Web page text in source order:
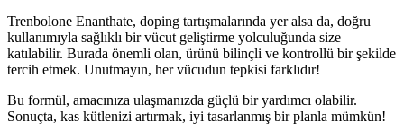
Trenbolone Enanthate, doping tartışmalarında yer alsa da, doğru
kullanımıyla sağlıklı bir vücut geliştirme yolculuğunda size
katılabilir. Burada önemli olan, ürünü bilinçli ve kontrollü bir şekilde
tercih etmek. Unutmayın, her vücudun tepkisi farklıdır!
Bu formül, amacınıza ulaşmanızda güçlü bir yardımcı olabilir.
Sonuçta, kas kütlenizi artırmak, iyi tasarlanmış bir planla mümkün!